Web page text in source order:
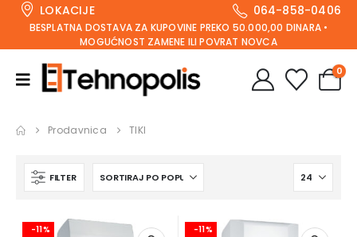
LOKACIJE 064-858-0406
BESPLATNA DOSTAVA ZA KUPOVINE PREKO 50.000,00 DINARA •
MOGUĆNOST ZAMENE ILI POVRAT NOVCA
0
Prodavnica TIKI
FILTER
-11% -11%